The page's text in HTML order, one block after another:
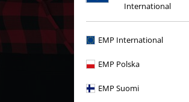
International
EMP International
EMP Polska
EMP Suomi